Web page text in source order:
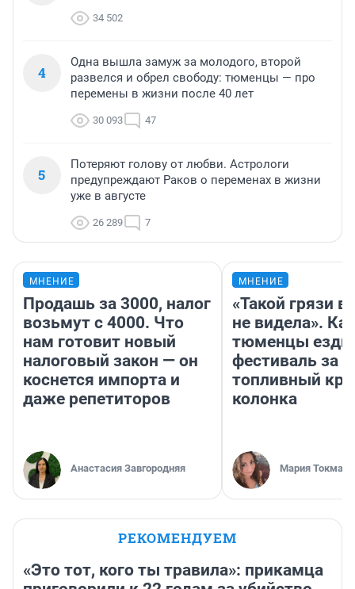
34 502
4
Одна вышла замуж за молодого, второй
развелся и обрел свободу: тюменцы — про
перемены в жизни после 40 лет
30 093 47
5
Потеряют голову от любви. Астрологи
предупреждают Раков о переменах в жизни
уже в августе
26 289 7
МНЕНИЕ
Продашь за 3000, налог
возьмут с 4000. Что
нам готовит новый
налоговый закон — он
коснется импорта и
даже репетиторов
Анастасия Завгородняя
МНЕНИЕ
«Такой грязи
не видела».
тюменцы
фестиваль за
топливный
колонка
Мария
РЕКОМЕНДУЕМ
«Это тот, кого ты травила»: прикамца